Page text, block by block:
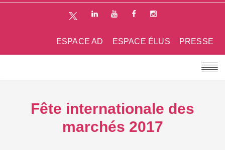
PRESSE
ESPACE ÉLUS
ESPACE AD
Fête internationale des
marchés 2017